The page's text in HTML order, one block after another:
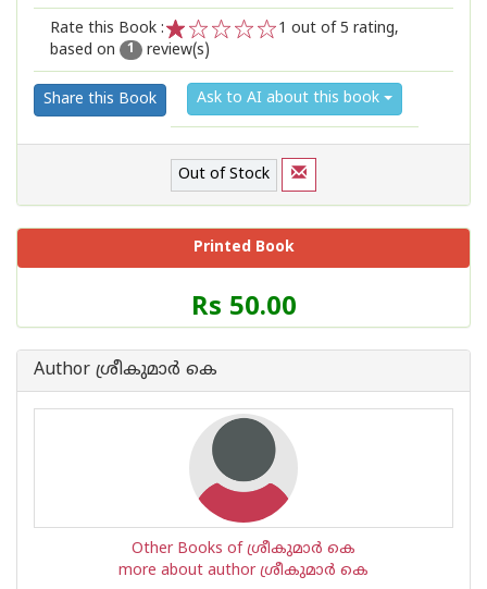
Rate this Book :
2
1
1 out of 5 rating,
based on
1 review(s)
Share this Book Ask to AI about this book
Out of Stock
Printed Book
Price
of
Book
Rs 50.00
Author ശ്രീകുമാര്‍ കെ
Other Books of ശ്രീകുമാര്‍ കെ
more about author ശ്രീകുമാര്‍ കെ